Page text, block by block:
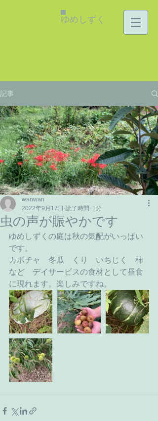
ゆめしずく
記事
虫の声が賑やかです
wanwan
2022年9月17日 読了時間: 1分
ゆめしずくの庭は秋の気配がいっぱい
です。
カボチャ　冬瓜　くり　いちじく　柿
など　デイサービスの食材として昼食
に現れます。楽しみですね。